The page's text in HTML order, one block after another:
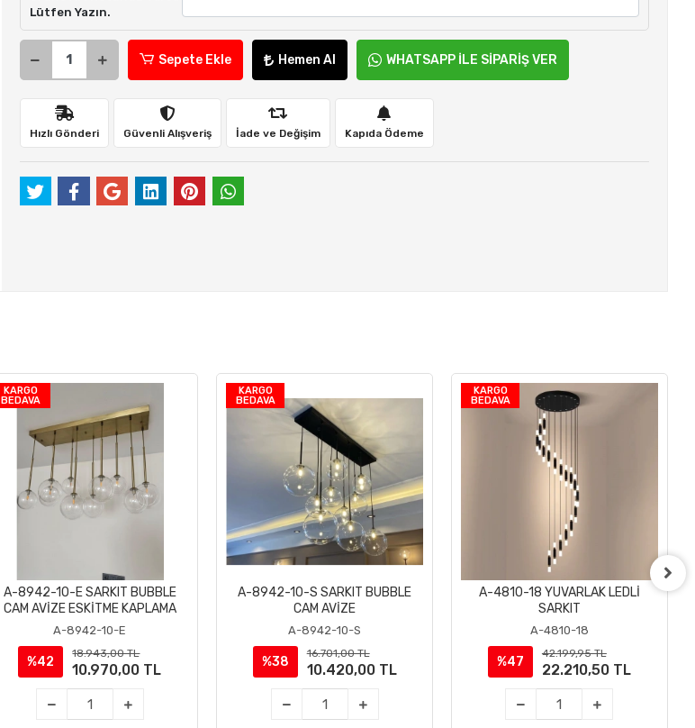
Lütfen Yazın.
Sepete Ekle Hemen Al WHATSAPP İLE SİPARİŞ VER
Hızlı Gönderi Güvenli Alışveriş İade ve Değişim Kapıda Ödeme
KARGO
BEDAVA
Sepete Ekle
A-8942-10-E SARKIT BUBBLE
CAM AVİZE ESKİTME KAPLAMA
A-8942-10-E
%42
18.943,00 TL
10.970,00 TL
KARGO
BEDAVA
Sepete Ekle
A-8942-10-S SARKIT BUBBLE
CAM AVİZE
A-8942-10-S
%38
16.701,00 TL
10.420,00 TL
KARGO
BEDAVA
Sepete Ekle
A-4810-18 YUVARLAK LEDLİ
SARKIT
A-4810-18
%47
42.199,95 TL
22.210,50 TL